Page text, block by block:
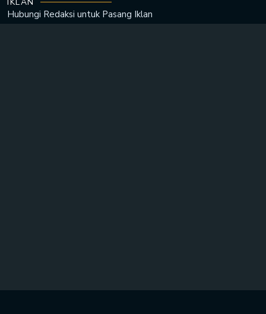
Hubungi Redaksi untuk Pasang Iklan